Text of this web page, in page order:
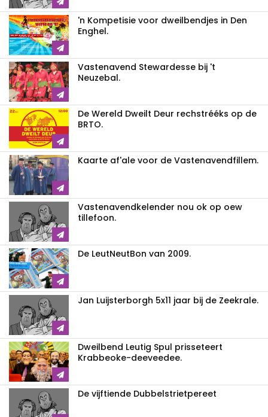
'n Kompetisie voor dweilbendjes in Den
Enghel.
Vastenavend Stewardesse bij 't
Neuzebal.
De Wereld Dweilt Deur rechstrééks op de
BRTO.
Kaarte af'ale voor de Vastenavendfillem.
Vastenavendkelender nou ok op oew
tillefoon.
De LeutNeutBon van 2009.
Jan Luijsterborgh 5x11 jaar bij de Zeekrale.
Dweilbend Leutig Spul prisseteert
Krabbeoke-deeveedee.
De vijftiende Dubbelstrietpereet